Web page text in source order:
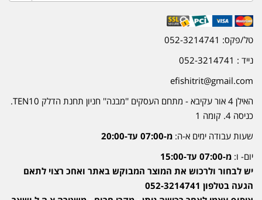
טל/פקס: 052-3214741
נייד : 052-3214741
efishitrit@gmail.com
האילן 4 אור עקיבא - מתחם העסקים ''מבנה'' חניון תחנת הדלק TEN10.
כניסה 4. קומה 1
שעות עבודה ימים א-ה: מ-07:00 עד-20:00
יום- ו: מ-07:00 עד-15:00
יש לבחור ולרכוש את המוצר המבוקש באתר ואחכ רצוי לתאם
הגעה בטלפון 052-3214741